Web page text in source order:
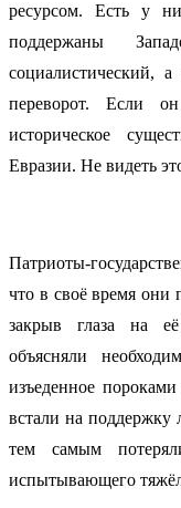
ресурсом. Есть у
поддержаны
социалистический,
переворот. Если
историческое
Евразии. Не видеть
Патриоты-
что в своё время они
закрыв глаза на
объясняли
изъеденное
встали на поддержку
тем самым
испытывающего